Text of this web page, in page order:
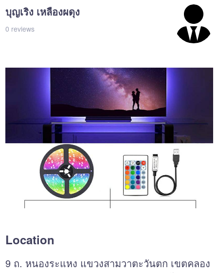
Location
9 ถ. หนองระแหง แขวงสามวาตะวันตก เขตคลอง
บุญเริง เหลืองผดุง
0 reviews